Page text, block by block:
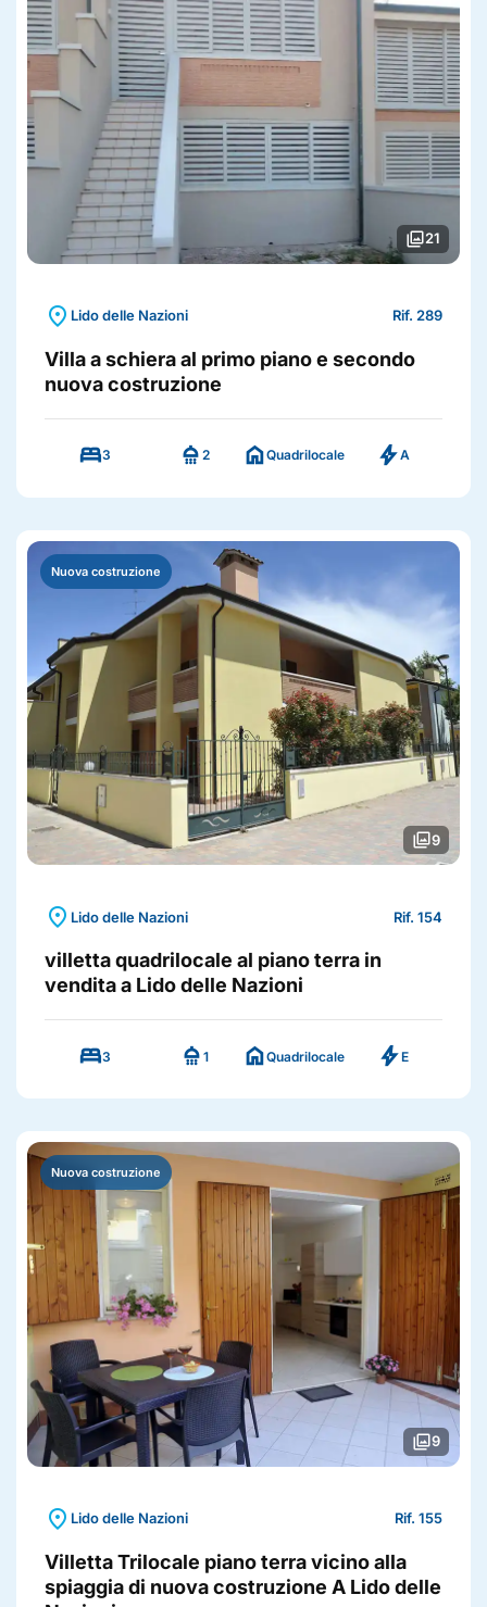
photo_library21
location_on Lido delle Nazioni Rif. 289
Villa a schiera al primo piano e secondo
nuova costruzione
bed3 shower 2 homeQuadrilocale boltA
Nuova costruzione
photo_library9
location_on Lido delle Nazioni Rif. 154
villetta quadrilocale al piano terra in
vendita a Lido delle Nazioni
bed3 shower 1 homeQuadrilocale boltE
Nuova costruzione
photo_library9
location_on Lido delle Nazioni Rif. 155
Villetta Trilocale piano terra vicino alla
spiaggia di nuova costruzione A Lido delle